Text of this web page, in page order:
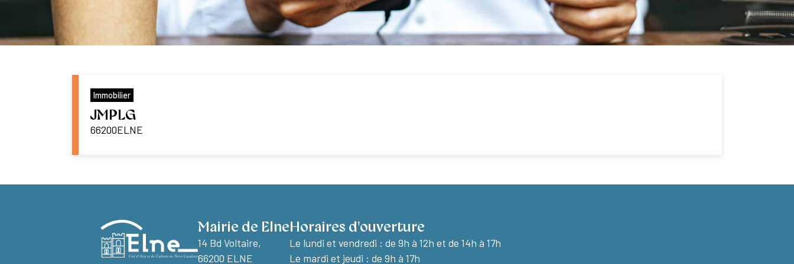
Immobilier
JMPLG
66200ELNE
Mairie de Elne
14 Bd Voltaire,
66200 ELNE
Horaires d'ouverture
Le lundi et vendredi : de 9h à 12h et de 14h à 17h
Le mardi et jeudi : de 9h à 17h